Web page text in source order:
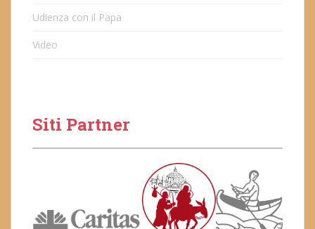
Udienza con il Papa
Video
Siti Partner